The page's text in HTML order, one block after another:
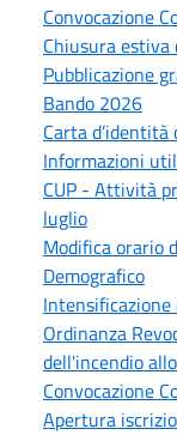
Convocazione
Chiusura estiva
Pubblicazione
Bando 2026
Carta
Informazioni
CUP - Attività
luglio
Modifica orario
Demografico
Ordinanza
dell'incendio
Convocazione
Apertura